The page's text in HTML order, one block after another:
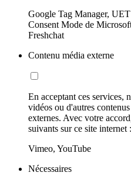
Google Tag Manager,
Consent Mode de
Freshchat
Contenu média externe
En acceptant ces services,
vidéos ou d'autres
externes. Avec votre
suivants sur ce site internet :
Vimeo, YouTube
Nécessaires